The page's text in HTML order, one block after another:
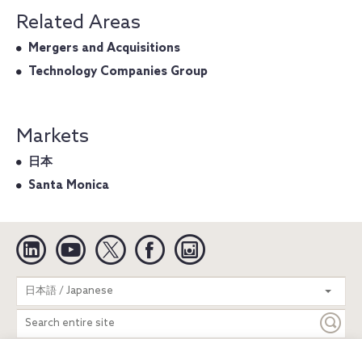
Related Areas
Mergers and Acquisitions
Technology Companies Group
Markets
日本
Santa Monica
Linkedin YouTube Twitter Facebook
日本語 / Japanese
Search
entire
site